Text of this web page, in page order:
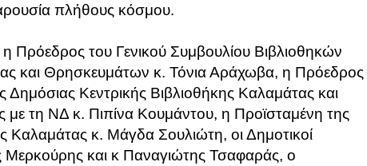
πλήθους κόσμου.
Πρόεδρος του Γενικού Συμβουλίου Βιβλιοθηκών
και Θρησκευμάτων κ. Τόνια Αράχωβα, η Πρόεδρος
Δημόσιας Κεντρικής Βιβλιοθήκης Καλαμάτας και
τη ΝΔ κ. Πιπίνα Κουμάντου, η Προϊσταμένη της
Καλαμάτας κ. Μάγδα Σουλιώτη, οι Δημοτικοί
Μερκούρης και κ Παναγιώτης Τσαφαράς, ο